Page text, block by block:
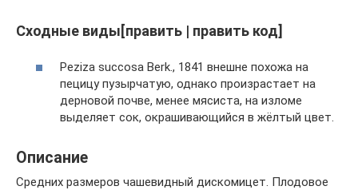
Сходные виды[править | править код]
Peziza succosa Berk., 1841 внешне похожа на
пецицу пузырчатую, однако произрастает на
дерновой почве, менее мясиста, на изломе
выделяет сок, окрашивающийся в жёлтый цвет.
Описание
Средних размеров чашевидный дискомицет. Плодовое